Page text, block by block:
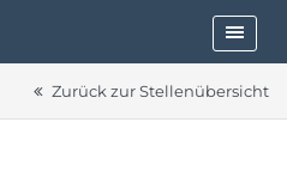
Zurück zur Stellenübersicht